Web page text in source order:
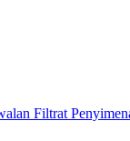
Filtrat